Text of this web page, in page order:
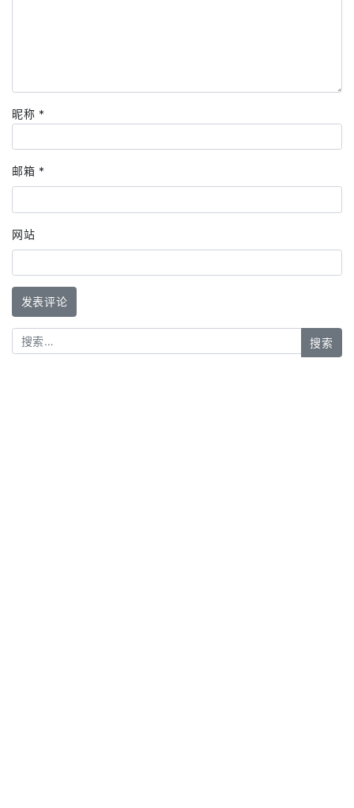
昵称 *
邮箱 *
网站